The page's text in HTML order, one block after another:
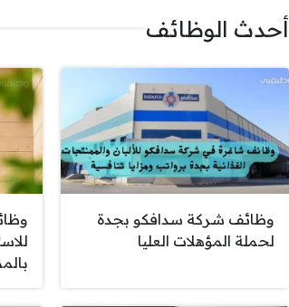
أحدث الوظائف
وظائف شركة سدافكو بجدة
لحملة المؤهلات العليا